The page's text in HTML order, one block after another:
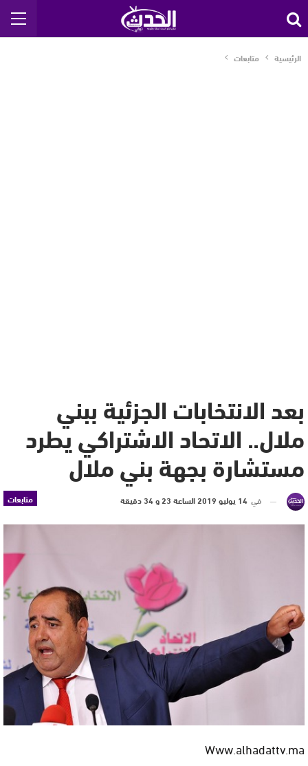
الرئيسية متابعات
بعد الانتخابات الجزئية ببني
ملال.. الاتحاد الاشتراكي يطرد
مستشارة بجهة بني ملال
متابعات في 14 يوليو 2019 الساعة 23 و 34 دقيقة
Www.alhadattv.ma